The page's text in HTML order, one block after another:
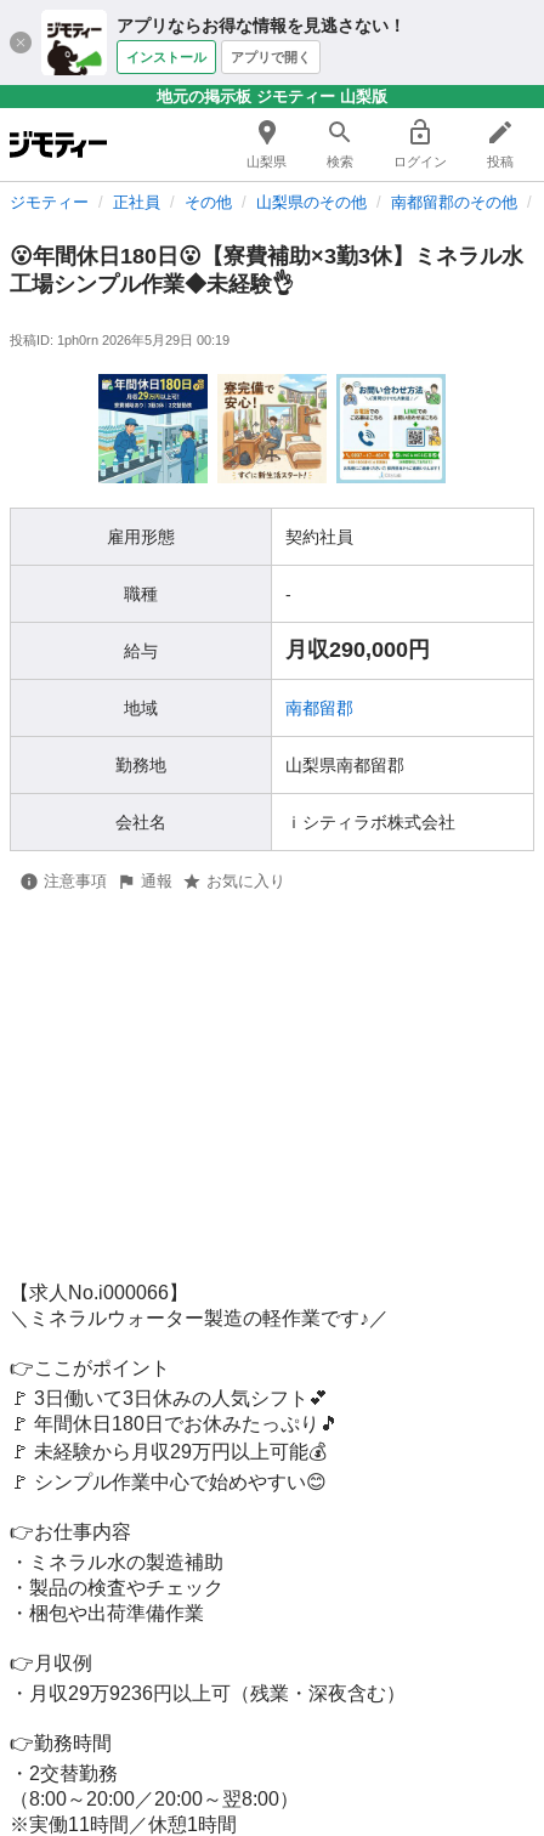
アプリならお得な情報を見逃さない！
インストール アプリで開く
地元の掲示板 ジモティー 山梨版
山梨県 検索 ログイン 投稿
ジモティー 正社員 その他 山梨県のその他 南都留郡のその他
😮年間休日180日😮【寮費補助×3勤3休】ミネラル水
工場シンプル作業◆未経験👌
投稿ID: 1ph0rn 2026年5月29日 00:19
雇用形態 契約社員
職種 -
給与 月収290,000円
地域 南都留郡
勤務地 山梨県南都留郡
会社名 ｉシティラボ株式会社
注意事項 通報 お気に入り
【求人No.i000066】
＼ミネラルウォーター製造の軽作業です♪／
👉ここがポイント
🚩 3日働いて3日休みの人気シフト💕
🚩 年間休日180日でお休みたっぷり🎵
🚩 未経験から月収29万円以上可能💰
🚩 シンプル作業中心で始めやすい😊
👉お仕事内容
・ミネラル水の製造補助
・製品の検査やチェック
・梱包や出荷準備作業
👉月収例
・月収29万9236円以上可（残業・深夜含む）
👉勤務時間
・2交替勤務
（8:00～20:00／20:00～翌8:00）
※実働11時間／休憩1時間